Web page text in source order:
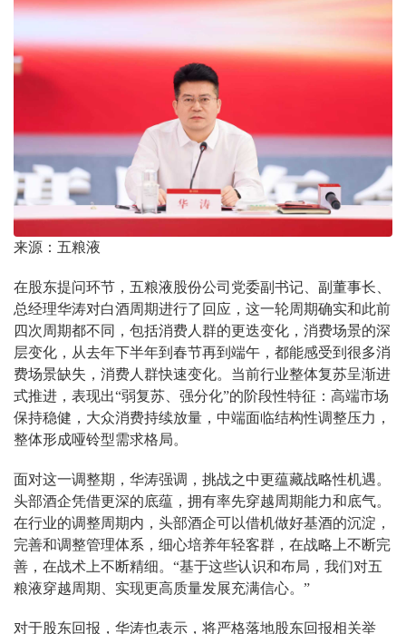
来源：五粮液
在股东提问环节，五粮液股份公司党委副书记、副董事长、
总经理华涛对白酒周期进行了回应，这一轮周期确实和此前
四次周期都不同，包括消费人群的更迭变化，消费场景的深
层变化，从去年下半年到春节再到端午，都能感受到很多消
费场景缺失，消费人群快速变化。当前行业整体复苏呈渐进
式推进，表现出“弱复苏、强分化”的阶段性特征：高端市场
保持稳健，大众消费持续放量，中端面临结构性调整压力，
整体形成哑铃型需求格局。
面对这一调整期，华涛强调，挑战之中更蕴藏战略性机遇。
头部酒企凭借更深的底蕴，拥有率先穿越周期能力和底气。
在行业的调整周期内，头部酒企可以借机做好基酒的沉淀，
完善和调整管理体系，细心培养年轻客群，在战略上不断完
善，在战术上不断精细。“基于这些认识和布局，我们对五
粮液穿越周期、实现更高质量发展充满信心。”
对于股东回报，华涛也表示，将严格落地股东回报相关举